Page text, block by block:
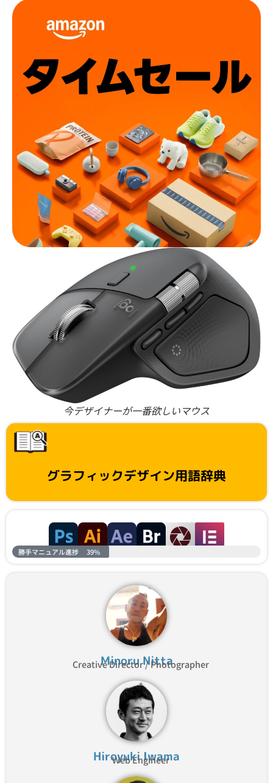
今デザイナーが一番欲しいマウス
グラフィックデザイン用語辞典
勝手マニュアル進捗 39%
Minoru Nitta
Creative Director / Photographer
Hiroyuki Iwama
Web Engineer